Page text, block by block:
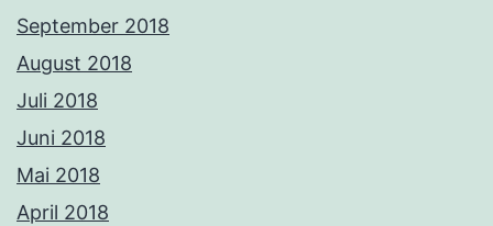
September 2018
August 2018
Juli 2018
Juni 2018
Mai 2018
April 2018